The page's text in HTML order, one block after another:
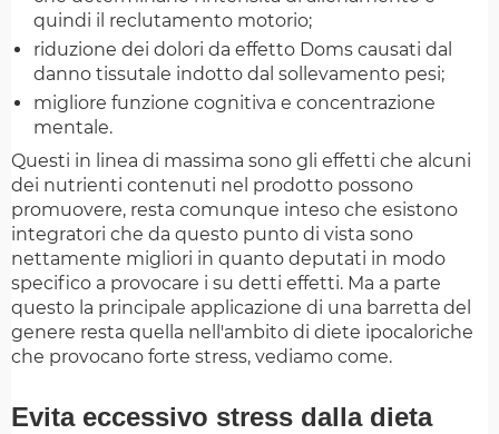
quindi il reclutamento motorio;
riduzione dei dolori da effetto Doms causati dal
danno tissutale indotto dal sollevamento pesi;
migliore funzione cognitiva e concentrazione
mentale.
Questi in linea di massima sono gli effetti che alcuni
dei nutrienti contenuti nel prodotto possono
promuovere, resta comunque inteso che esistono
integratori che da questo punto di vista sono
nettamente migliori in quanto deputati in modo
specifico a provocare i su detti effetti. Ma a parte
questo la principale applicazione di una barretta del
genere resta quella nell'ambito di diete ipocaloriche
che provocano forte stress, vediamo come.
Evita eccessivo stress dalla dieta